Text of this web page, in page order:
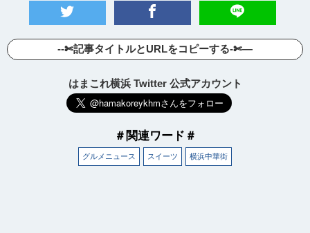
--✄記事タイトルとURLをコピーする-✄—
はまこれ横浜 Twitter 公式アカウント
＃関連ワード＃
グルメニュース スイーツ 横浜中華街